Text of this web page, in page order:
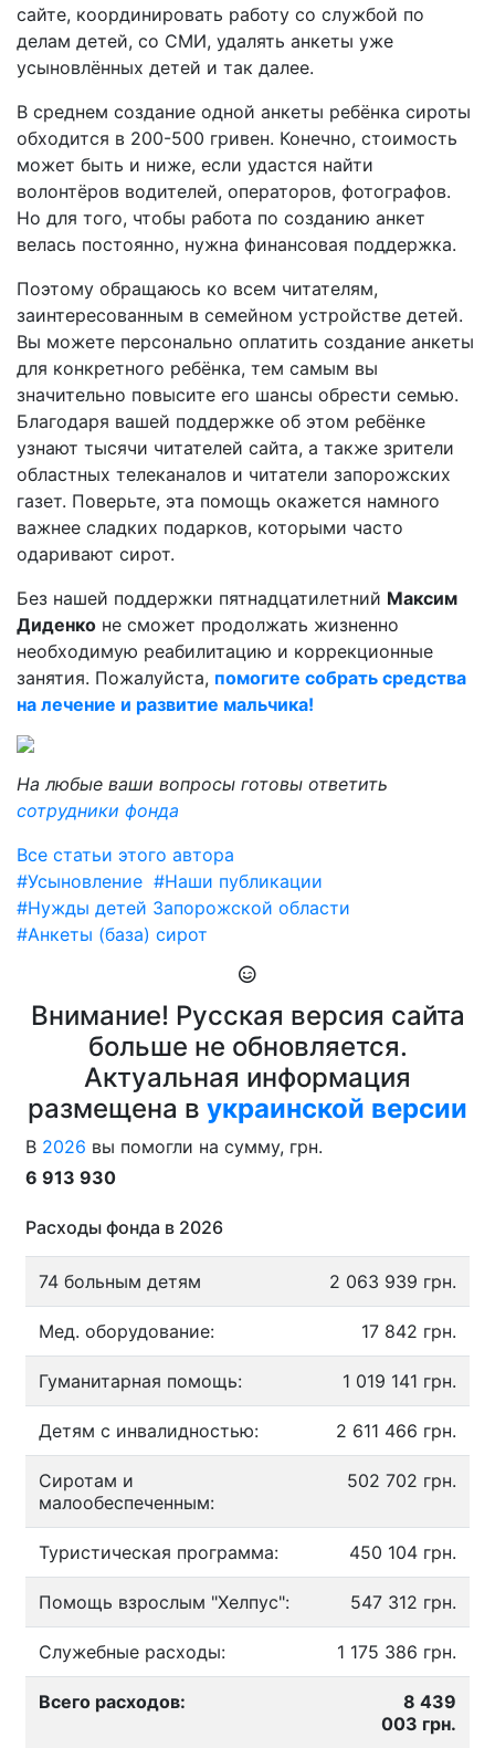
сайте, координировать работу со службой по
делам детей, со СМИ, удалять анкеты уже
усыновлённых детей и так далее.
В среднем создание одной анкеты ребёнка сироты
обходится в 200-500 гривен. Конечно, стоимость
может быть и ниже, если удастся найти
волонтёров водителей, операторов, фотографов.
Но для того, чтобы работа по созданию анкет
велась постоянно, нужна финансовая поддержка.
Поэтому обращаюсь ко всем читателям,
заинтересованным в семейном устройстве детей.
Вы можете персонально оплатить создание анкеты
для конкретного ребёнка, тем самым вы
значительно повысите его шансы обрести семью.
Благодаря вашей поддержке об этом ребёнке
узнают тысячи читателей сайта, а также зрители
областных телеканалов и читатели запорожских
газет. Поверьте, эта помощь окажется намного
важнее сладких подарков, которыми часто
одаривают сирот.
Без нашей поддержки пятнадцатилетний Максим
Диденко не сможет продолжать жизненно
необходимую реабилитацию и коррекционные
занятия. Пожалуйста, помогите собрать средства
на лечение и развитие мальчика!
На любые ваши вопросы готовы ответить
сотрудники фонда
Все статьи этого автора
#Усыновление #Наши публикации
#Нужды детей Запорожской области
#Анкеты (база) сирот
Внимание! Русская версия сайта
больше не обновляется.
Актуальная информация
размещена в украинской версии
В 2026 вы помогли на сумму, грн.
6 913 930
Расходы фонда в 2026
74 больным детям 2 063 939 грн.
Мед. оборудование: 17 842 грн.
Гуманитарная помощь: 1 019 141 грн.
Детям с инвалидностью: 2 611 466 грн.
Сиротам и
малообеспеченным:
502 702 грн.
Туристическая программа: 450 104 грн.
Помощь взрослым "Хелпус": 547 312 грн.
Служебные расходы: 1 175 386 грн.
Всего расходов:
8 439
003 грн.